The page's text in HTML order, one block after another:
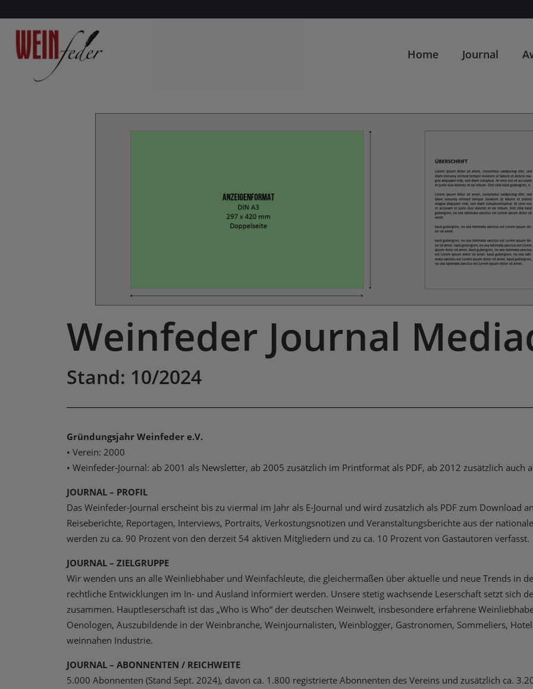
Home Journal
Weinfeder Journal
Stand: 10/2024
Gründungsjahr Weinfeder e.V.
• Verein: 2000
• Weinfeder-Journal: ab 2001 als Newsletter, ab 2005 zusätzlich im Printformat als PDF, ab 2012 zusätzlich auch
JOURNAL – PROFIL
Das Weinfeder-Journal erscheint bis zu viermal im Jahr als E-Journal und wird zusätzlich als PDF zum Download
Reiseberichte, Reportagen, Interviews, Portraits, Verkostungsnotizen und Veranstaltungsberichte aus der
werden zu ca. 90 Prozent von den derzeit 54 aktiven Mitgliedern und zu ca. 10 Prozent von Gastautoren verfasst.
JOURNAL – ZIELGRUPPE
Wir wenden uns an alle Weinliebhaber und Weinfachleute, die gleichermaßen über aktuelle und neue Trends in
rechtliche Entwicklungen im In- und Ausland informiert werden. Unsere stetig wachsende Leserschaft setzt sich
zusammen. Hauptleserschaft ist das „Who is Who“ der deutschen Weinwelt, insbesondere erfahrene
Oenologen, Auszubildende in der Weinbranche, Weinjournalisten, Weinblogger, Gastronomen, Sommeliers,
weinnahen Industrie.
JOURNAL – ABONNENTEN / REICHWEITE
5.000 Abonnenten (Stand Sept. 2024), davon ca. 1.800 registrierte Abonnenten des Vereins und zusätzlich ca.